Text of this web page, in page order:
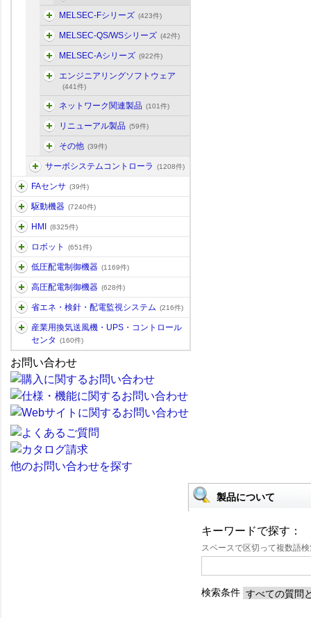
MELSEC-Fシリーズ (423件)
MELSEC-QS/WSシリーズ (42件)
MELSEC-Aシリーズ (922件)
エンジニアリングソフトウェア
(441件)
ネットワーク関連製品 (101件)
リニューアル製品 (59件)
その他 (39件)
サーボシステムコントローラ (1208件)
FAセンサ (39件)
駆動機器 (7240件)
HMI (8325件)
ロボット (651件)
低圧配電制御機器 (1169件)
高圧配電制御機器 (628件)
省エネ・検針・配電監視システム (216件)
産業用換気送風機・UPS・コントロール
センタ
(160件)
お問い合わせ
他のお問い合わせを探す
製品について
キーワードで探す：
スペースで区切って複数語
検索条件